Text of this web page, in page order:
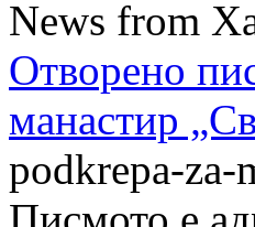
News from
Отворено
манастир
podkrepa-